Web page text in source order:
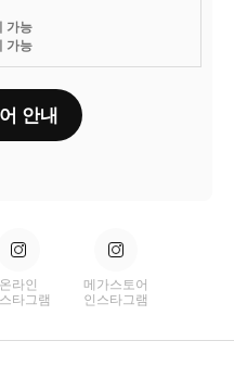
가능
가능
안내
온라인
타그램
메가스토어
인스타그램